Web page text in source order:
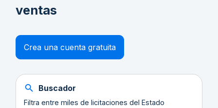
ventas
Crea una cuenta gratuita
Buscador
Filtra entre miles de licitaciones del Estado